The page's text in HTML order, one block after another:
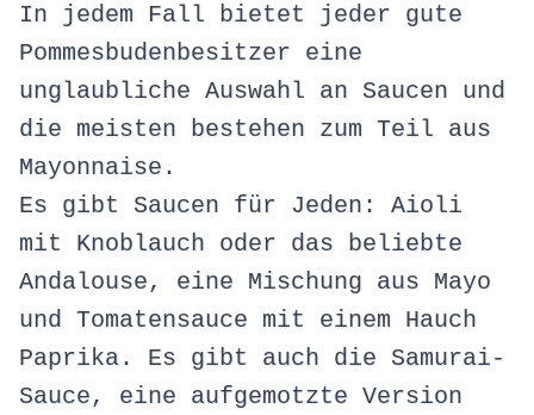
In jedem Fall bietet jeder gute
Pommesbudenbesitzer eine
unglaubliche Auswahl an Saucen und
die meisten bestehen zum Teil aus
Mayonnaise.
Es gibt Saucen für Jeden: Aioli
mit Knoblauch oder das beliebte
Andalouse, eine Mischung aus Mayo
und Tomatensauce mit einem Hauch
Paprika. Es gibt auch die Samurai-
Sauce, eine aufgemotzte Version